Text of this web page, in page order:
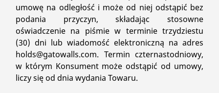
umowę na odległość i może od niej odstąpić bez
podania przyczyn, składając stosowne
oświadczenie na piśmie w terminie trzydziestu
(30) dni lub wiadomość elektroniczną na adres
holds@gatowalls.com. Termin czternastodniowy,
w którym Konsument może odstąpić od umowy,
liczy się od dnia wydania Towaru.